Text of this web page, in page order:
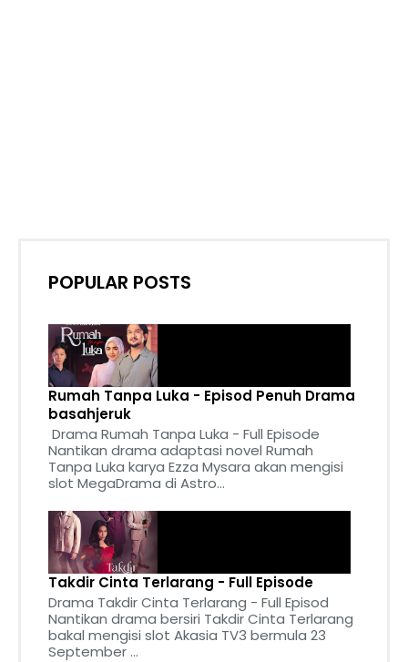
POPULAR POSTS
Rumah Tanpa Luka - Episod Penuh Drama
basahjeruk
Drama Rumah Tanpa Luka - Full Episode
Nantikan drama adaptasi novel Rumah
Tanpa Luka karya Ezza Mysara akan mengisi
slot MegaDrama di Astro...
Takdir Cinta Terlarang - Full Episode
Drama Takdir Cinta Terlarang - Full Episod
Nantikan drama bersiri Takdir Cinta Terlarang
bakal mengisi slot Akasia TV3 bermula 23
September ...